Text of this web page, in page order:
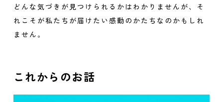
どんな気づきが見つけられるかはわかりませんが、そ
れこそが私たちが届けたい感動のかたちなのかもしれ
ません。
これからのお話